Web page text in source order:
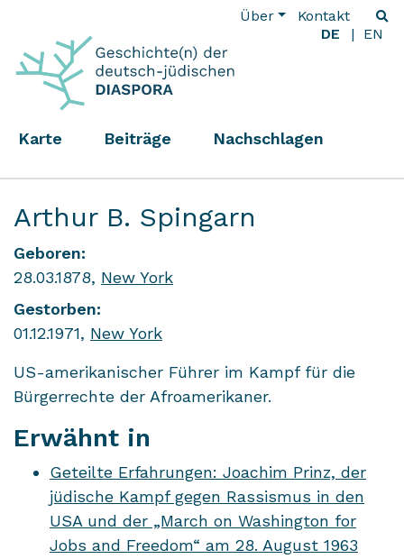
Über
Kontakt
DE
EN
Karte Beiträge Nachschlagen
Arthur B. Spingarn
Geboren:
28.03.1878, New York
Gestorben:
01.12.1971, New York
US-amerikanischer Führer im Kampf für die
Bürgerrechte der Afroamerikaner.
Erwähnt in
Geteilte Erfahrungen: Joachim Prinz, der
jüdische Kampf gegen Rassismus in den
USA und der „March on Washington for
Jobs and Freedom“ am 28. August 1963